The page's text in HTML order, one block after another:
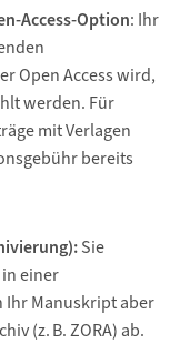
Access-Option: Ihr
Open Access wird,
werden. Für
mit Verlagen
bereits
Sie
einer
Manuskript aber
(z.B. ZORA) ab.